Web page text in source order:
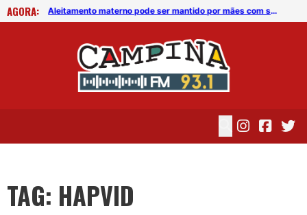
AGORA:
Aleitamento materno pode ser mantido por mães com suspeita ou infectadas pelo coronavírus Aleitamento materno pode ser mantido por mães com suspeita ou infectadas pelo coronavírus
TAG: HAPVID